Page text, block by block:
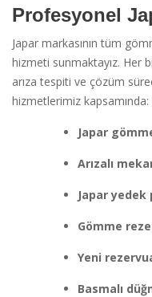
Profesyonel
Japar markasının tüm
hizmeti sunmaktayız. Her
arıza tespiti ve çözüm
hizmetlerimiz kapsamında:
Japar
Arızalı
Japar
Gömme
Yeni
Basmalı